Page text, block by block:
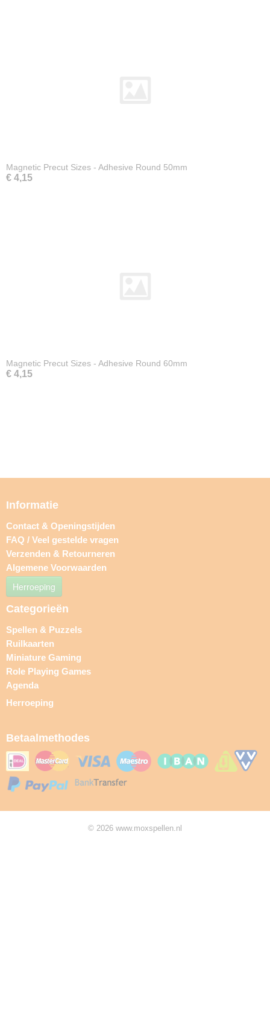
Magnetic Precut Sizes - Adhesive Round 50mm
€ 4,15
Magnetic Precut Sizes - Adhesive Round 60mm
€ 4,15
Informatie
Contact & Openingstijden
FAQ / Veel gestelde vragen
Verzenden & Retourneren
Algemene Voorwaarden
Herroeping
Categorieën
Spellen & Puzzels
Ruilkaarten
Miniature Gaming
Role Playing Games
Agenda
Herroeping
Betaalmethodes
© 2026 www.moxspellen.nl